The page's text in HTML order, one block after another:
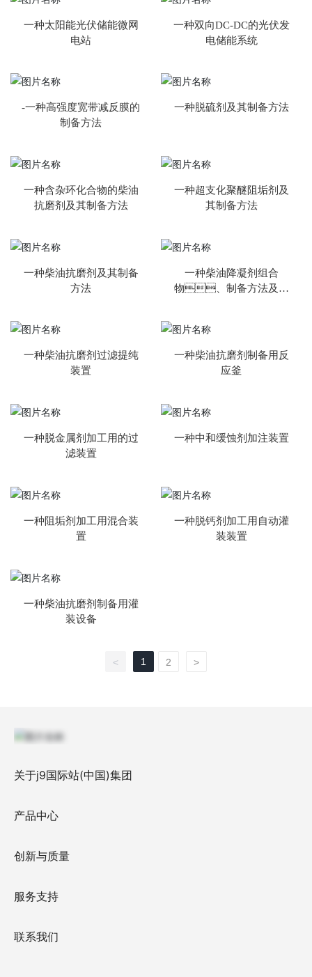
一种太阳能光伏储能微网
电站
一种双向DC-DC的光伏发
电储能系统
-一种高强度宽带减反膜的
制备方法
一种脱硫剂及其制备方法
一种含杂环化合物的柴油
抗磨剂及其制备方法
一种超支化聚醚阻垢剂及
其制备方法
一种柴油抗磨剂及其制备
方法
一种柴油降凝剂组合
物、制备方法及其
一种柴油抗磨剂过滤提纯
装置
一种柴油抗磨剂制备用反
应釜
一种脱金属剂加工用的过
滤装置
一种中和缓蚀剂加注装置
一种阻垢剂加工用混合装
置
一种脱钙剂加工用自动灌
装装置
一种柴油抗磨剂制备用灌
装设备
< 1 2 >
关于j9国际站(中国)集团
产品中心
创新与质量
服务支持
联系我们